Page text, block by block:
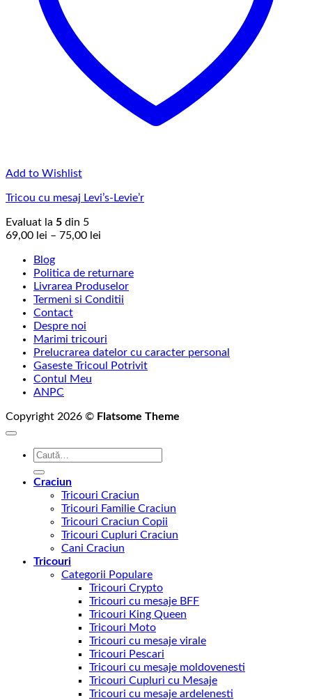
Add to Wishlist
Tricou cu mesaj Levi’s-Levie’r
Evaluat la 5 din 5
69,00 lei – 75,00 lei
69,00 lei
până
la
Blog
Politica de returnare
Livrarea Produselor
Termeni si Conditii
Contact
Despre noi
Marimi tricouri
Prelucrarea datelor cu caracter personal
Gaseste Tricoul Potrivit
Contul Meu
ANPC
Copyright 2026 © Flatsome Theme
Caută
Craciun
Tricouri Craciun
Tricouri Familie Craciun
Tricouri Craciun Copii
Tricouri Cupluri Craciun
Cani Craciun
Tricouri
Categorii Populare
Tricouri Crypto
Tricouri cu mesaje BFF
Tricouri King Queen
Tricouri Moto
Tricouri cu mesaje virale
Tricouri Pescari
Tricouri cu mesaje moldovenesti
Tricouri Cupluri cu Mesaje
Tricouri cu mesaje ardelenesti